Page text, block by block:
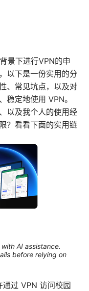
景下进行VPN的申
以下是一份实用的分
、常见坑点，以及对
稳定地使用 VPN。
以及我个人的使用经
？看看下面的实用链
AI assistance.
before relying on
过 VPN 访问校园